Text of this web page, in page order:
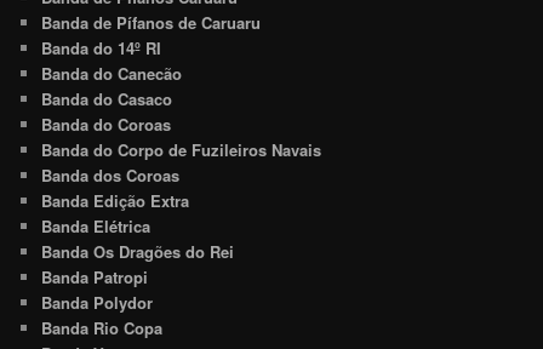
Banda de Pífanos de Caruaru
Banda do 14º RI
Banda do Canecão
Banda do Casaco
Banda do Coroas
Banda do Corpo de Fuzileiros Navais
Banda dos Coroas
Banda Edição Extra
Banda Elétrica
Banda Os Dragões do Rei
Banda Patropi
Banda Polydor
Banda Rio Copa